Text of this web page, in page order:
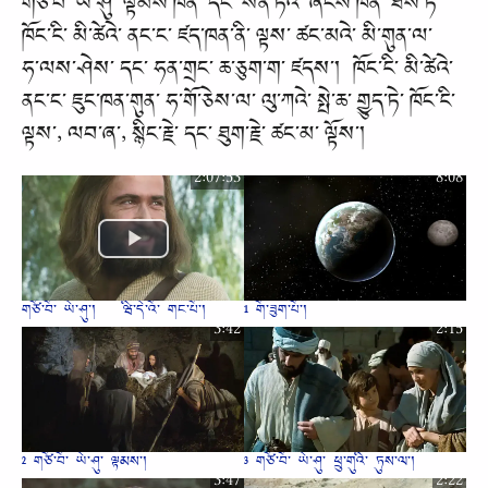
ཁོང༌ངི༌ མི༌ཚེའེ༌ ནང༌ང༌ ཛད༌ཁན༌ནི༌ ལྟས༌ ཚང༌མའེ༌ མི༌གུན༌ལ༌
ཧ༌ལས༌ཤེས༌ དང༌ ཧན༌གྲང༌ ཆ༌ཅུག༌ག༌ ཛདས༌། ཁོང༌ངི༌ མི༌ཚེའེ༌
ནང༌ང༌ ཇུང༌ཁན༌གུན༌ ཧ༌གོ༌ཅེས༌ལ༌ ལུ༌ཀའེ༌ སྤེ༌ཆ༌ གྱུད༌ཏེ༌ ཁོང༌ངི༌
ལྟས༌, ལབ༌ཞ༌, སྙིང༌རྗེ༌ དང༌ ཐུག༌རྗེ༌ ཚང༌མ༌ ལྟོས༌།
2:07:53
གཙོ༌བོ༌ ཡེ༌ཤུ༌། - ཝི༌དེ༌འོ༌ གང༌པོ༌།
8:08
1 གོ༌ཟུག༌པོ༌།
3:42
2 གཙོ༌བོ༌ ཡེ༌ཤུ༌ ལྟམས༌།
2:15
3 གཙོ༌བོ༌ ཡེ༌ཤུ༌ ཕྲུ༌གུའི༌ ཏུས༌ལ༌།